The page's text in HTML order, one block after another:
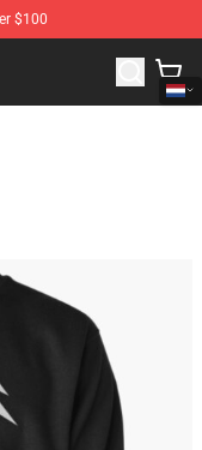
$100
Merchandise Shop